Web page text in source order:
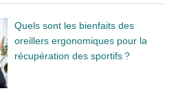
Quels sont les bienfaits des
oreillers ergonomiques pour la
récupération des sportifs ?